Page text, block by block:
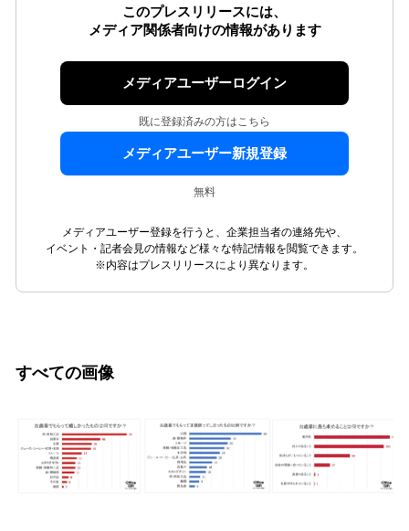
このプレスリリースには、
メディア関係者向けの情報があります
メディアユーザーログイン
既に登録済みの方はこちら
メディアユーザー新規登録
無料
メディアユーザー登録を行うと、企業担当者の連絡先や、
イベント・記者会見の情報など様々な特記情報を閲覧できます。
※内容はプレスリリースにより異なります。
すべての画像